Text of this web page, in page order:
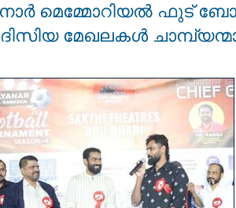
മെമ്മോറിയൽ ഫുട്
മേഖലകൾ